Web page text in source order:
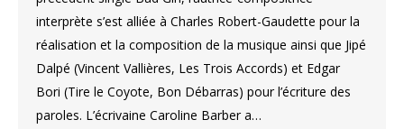
interprète s’est alliée à Charles Robert-Gaudette pour la
réalisation et la composition de la musique ainsi que Jipé
Dalpé (Vincent Vallières, Les Trois Accords) et Edgar
Bori (Tire le Coyote, Bon Débarras) pour l’écriture des
paroles. L’écrivaine Caroline Barber a…